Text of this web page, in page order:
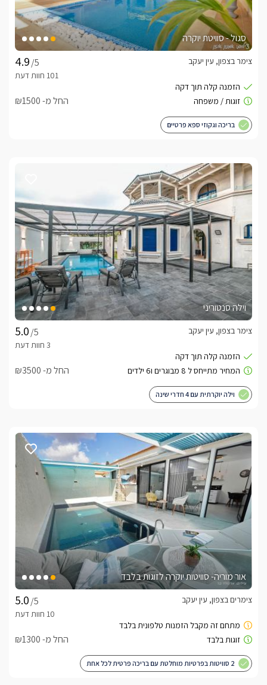
סגול - סוויטת יוקרה
/5
צימר בצפון, עין יעקב
החל מ- ₪1500
בריכה וגקוזי ספא פרטיים
וילה סנטוריני
/5
צימר בצפון, עין יעקב
החל מ- ₪3500
וילה יוקרתית עם 4 חדרי שינה
אור מוריה- סוויטות יוקרה לזוגות בלבד
/5
צימרים בצפון, עין יעקב
החל מ- ₪1300
2 סוויטות בפרטיות מוחלטת עם בריכה פרטית לכל אחת